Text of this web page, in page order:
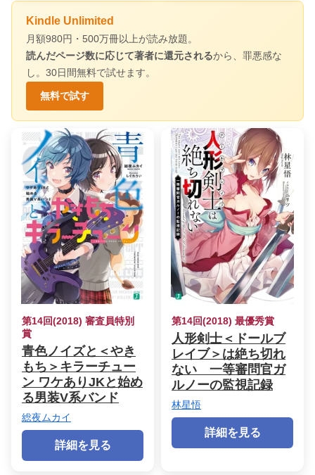
Kindle Unlimited
月額980円・500万冊以上が読み放題。
読んだページ数に応じて著者に還元されるから、罪悪感な
し。30日間無料で試せます。
無料で試す
第14回(2018) 審査員特別
賞
青色ノイズと＜やき
もち＞キラーチュー
ン ワケありJKと始め
る男装V系バンド
総夜ムカイ
詳細を見る
第14回(2018) 最優秀賞
人形剣士＜ドールブ
レイブ＞は絶ち切れ
ない 一等審問官ガ
ルノーの監視記録
林星悟
詳細を見る